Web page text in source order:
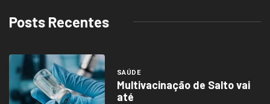
Posts Recentes
SAÚDE
Multivacinação de Salto vai
até